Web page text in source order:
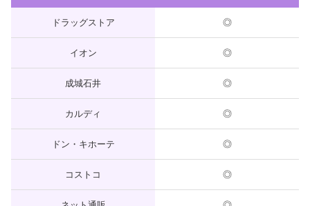
ドラッグストア ◎
イオン ◎
成城石井 ◎
カルディ ◎
ドン・キホーテ ◎
コストコ ◎